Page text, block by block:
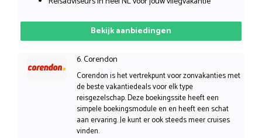
Bekijk aanbiedingen
6. Corendon
Corendon is het vertrekpunt voor zonvakanties met
de beste vakantiedeals voor elk type
reisgezelschap. Deze boekingssite heeft een
simpele boekingsmodule en en heeft een schat
aan ervaring. Je kunt er ook steeds meer cruises
vinden.